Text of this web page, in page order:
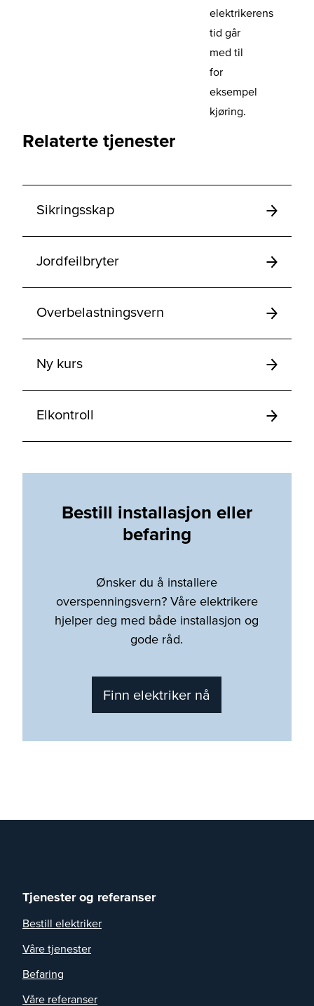
elektrikerens
tid går
med til
for
eksempel
kjøring.
Relaterte tjenester
Sikringsskap
Jordfeilbryter
Overbelastningsvern
Ny kurs
Elkontroll
Bestill installasjon eller
befaring
Ønsker du å installere
overspenningsvern? Våre elektrikere
hjelper deg med både installasjon og
gode råd.
Finn elektriker nå
Tjenester og referanser
Bestill elektriker
Våre tjenester
Befaring
Våre referanser